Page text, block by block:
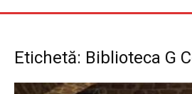
Etichetă: Biblioteca G